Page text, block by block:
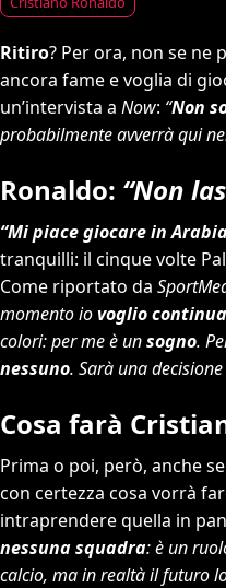
Ritiro? Per ora, non se
ancora fame e voglia di
un’intervista a Now: “Non
probabilmente avverrà qui
Ronaldo: “Non
“Mi piace giocare in
tranquilli: il cinque volte
Come riportato da
momento iovoglio
colori: per me è unsogno.
nessuno. Sarà una
Cosa farà
Prima o poi, però, anche
con certezza cosa vorrà
intraprendere quella in
nessuna squadra: è un
calcio, ma in realtà il futuro